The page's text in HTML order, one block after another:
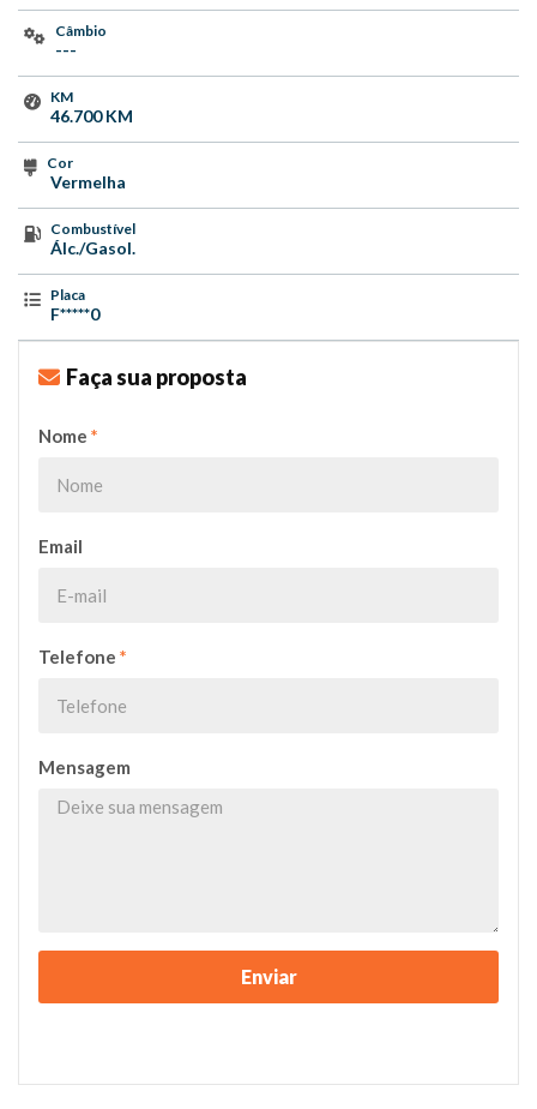
Câmbio
---
KM
46.700 KM
Cor
Vermelha
Combustível
Álc./Gasol.
Placa
F*****0
Faça sua proposta
Nome *
Email
Telefone *
Mensagem